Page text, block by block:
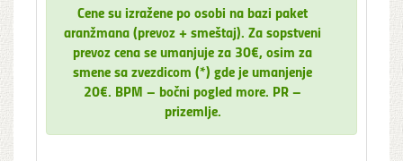
Cene su izražene po osobi na bazi paket
aranžmana (prevoz + smeštaj). Za sopstveni
prevoz cena se umanjuje za 30€, osim za
smene sa zvezdicom (*) gde je umanjenje
20€. BPM – bočni pogled more. PR –
prizemlje.